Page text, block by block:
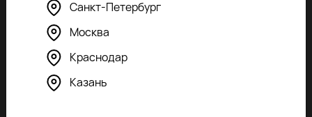
Ежедневно, круглосуточно
8 800 5559401
Форма обратной связи
Санкт-Петербург
Москва
Краснодар
Казань